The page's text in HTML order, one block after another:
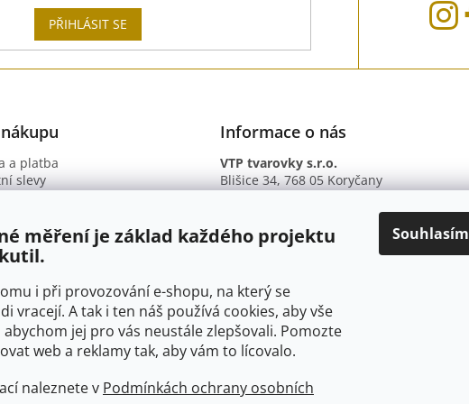
měření je základ každého projektu
i při provozování e-shopu, na který se
vracejí. A tak i ten náš používá cookies, aby vše
jej pro vás neustále zlepšovali. Pomozte
web a reklamy tak, aby vám to lícovalo.
naleznete v Podmínkách ochrany osobních
Souhlasím
PŘIHLÁSIT SE
a platba
slevy
ochrany osobních údajů
Informace o nás
VTP tvarovky s.r.o.
Blišice 34, 768 05 Koryčany
B. ú.: 2301934375/2010 (Fio banka)